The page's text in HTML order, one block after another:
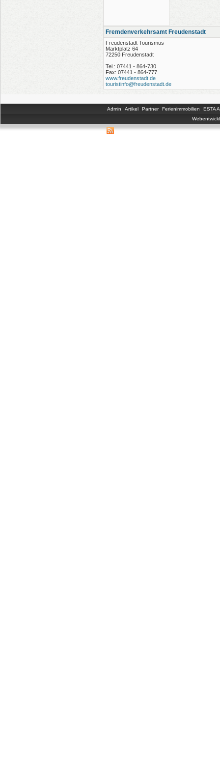
Fremdenverkehrsamt Freudenstadt
Freudenstadt Tourismus
Marktplatz 64
72250 Freudenstadt
Tel.: 07441 - 864-730
Fax: 07441 - 864-777
www.freudenstadt.de
touristinfo@freudenstadt.de
Admin Artikel Partner Ferienimmobilien
ESTA